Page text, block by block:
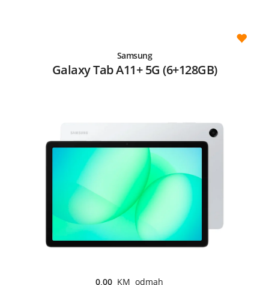
Samsung
Galaxy Tab A11+ 5G (6+128GB)
0,00 KM odmah